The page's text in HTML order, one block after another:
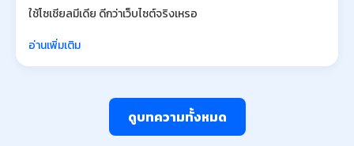
ใช้โซเชียลมีเดีย ดีกว่าเว็บไซต์จริงเหรอ
อ่านเพิ่มเติม
ดูบทความทั้งหมด